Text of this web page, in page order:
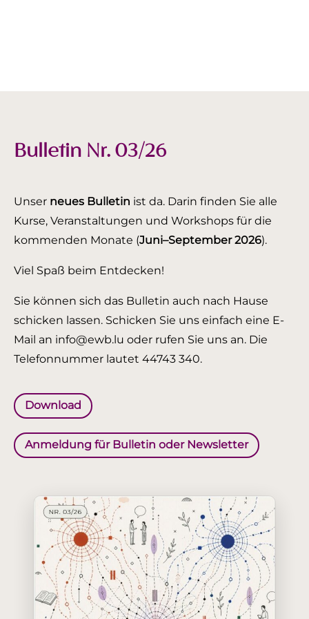
Bulletin Nr. 03/26
Unser neues Bulletin ist da. Darin finden Sie alle
Kurse, Veranstaltungen und Workshops für die
kommenden Monate (Juni–September 2026).
Viel Spaß beim Entdecken!
Sie können sich das Bulletin auch nach Hause
schicken lassen. Schicken Sie uns einfach eine E-
Mail an info@ewb.lu oder rufen Sie uns an. Die
Telefonnummer lautet 44743 340.
Download
Anmeldung für Bulletin oder Newsletter